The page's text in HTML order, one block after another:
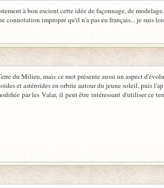
à bon escient cette idée de façonnage, de
connotation impropre qu'il n'a pas en français... je suis
du Milieu, mais ce mot présente aussi un aspect
et astéroïdes en orbite autour du jeune soleil, puis
par les Valar, il peut être intéressant d'utiliser ce